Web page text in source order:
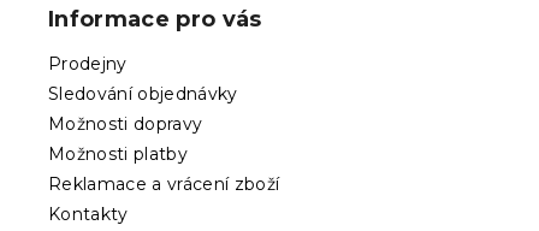
Informace pro vás
Prodejny
Sledování objednávky
Možnosti dopravy
Možnosti platby
Reklamace a vrácení zboží
Kontakty